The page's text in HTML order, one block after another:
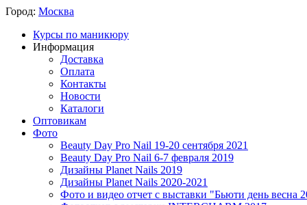
Город: Москва
Курсы по маникюру
Информация
Доставка
Оплата
Контакты
Новости
Каталоги
Оптовикам
Фото
Beauty Day Pro Nail 19-20 сентября 2021
Beauty Day Pro Nail 6-7 февраля 2019
Дизайны Planet Nails 2019
Дизайны Planet Nails 2020-2021
Фото и видео отчет с выставки "Бьюти день весна